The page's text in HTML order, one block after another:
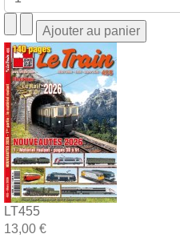
LT455
13,00 €